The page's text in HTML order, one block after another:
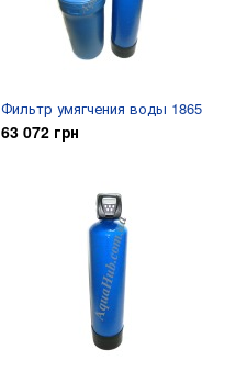
Фильтр умягчения воды 1865
63 072 грн